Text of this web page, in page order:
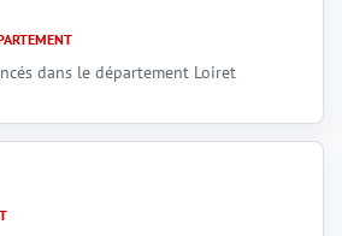
dans le département Loiret